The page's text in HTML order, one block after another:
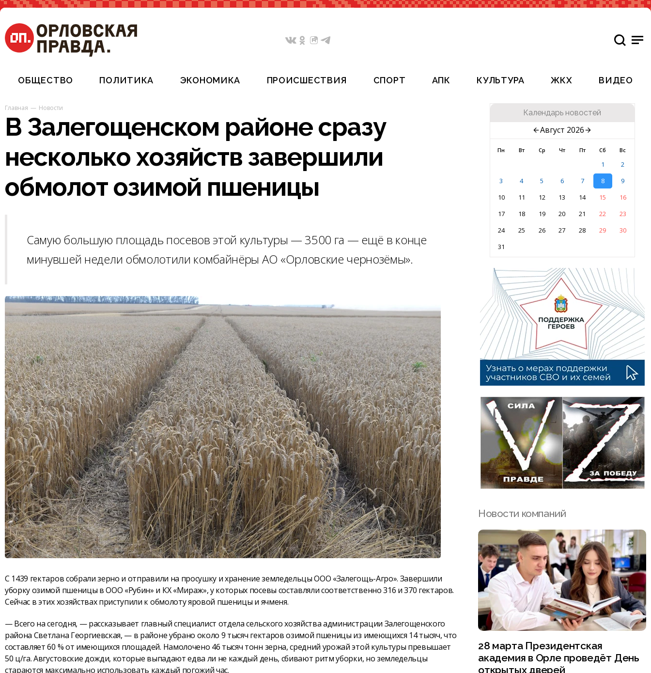
ОБЩЕСТВО ПОЛИТИКА ЭКОНОМИКА ПРОИСШЕСТВИЯ СПОРТ АПК КУЛЬТУРА ЖКХ ВИДЕО
Главная Новости
В Залегощенском районе сразу
несколько хозяйств завершили
обмолот озимой пшеницы
Самую большую площадь посевов этой культуры — 3500 га — ещё в конце
минувшей недели обмолотили комбайнёры АО «Орловские чернозёмы».
С 1439 гектаров собрали зерно и отправили на просушку и хранение земледельцы ООО «Залегощь-Агро». Завершили
уборку озимой пшеницы в ООО «Рубин» и КХ «Мираж», у которых посевы составляли соответственно 316 и 370 гектаров.
Сейчас в этих хозяйствах приступили к обмолоту яровой пшеницы и ячменя.
— Всего на сегодня, — рассказывает главный специалист отдела сельского хозяйства администрации Залегощенского
района Светлана Георгиевская, — в районе убрано около 9 тысяч гектаров озимой пшеницы из имеющихся 14 тысяч, что
составляет 60 % от имеющихся площадей. Намолочено 46 тысяч тонн зерна, средний урожай этой культуры превышает
50 ц/га. Августовские дожди, которые выпадают едва ли не каждый день, сбивают ритм уборки, но земледельцы
стараются максимально использовать каждый погожий час.
Календарь новостей
Август 2026
Пн Вт Ср Чт Пт Сб Вс
1
2
3
4 5 6 7 8
9
10
11 12 13 14 15
16
17
18 19 20 21 22
23
24
25 26 27 28 29
30
31
Новости компаний
28 марта Президентская
академия в Орле проведёт День
открытых дверей